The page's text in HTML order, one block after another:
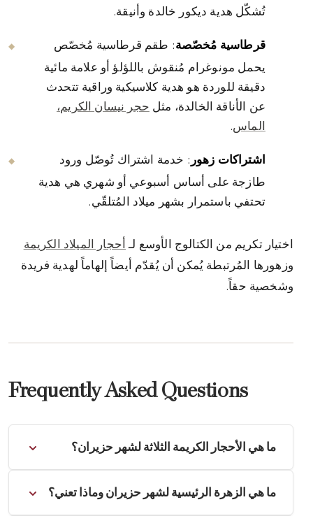
تُشكّل هدية ديكور خالدة وأنيقة.
قرطاسية مُخصّصة: طقم قرطاسية مُخصّص
يحمل مونوغرام مُنقوش باللؤلؤ أو علامة مائية
دقيقة للوردة هو هدية كلاسيكية وراقية تتحدث
عن الأناقة الخالدة، مثل حجر نيسان الكريم،
الماس.
اشتراكات زهور: خدمة اشتراك تُوصّل ورود
طازجة على أساس أسبوعي أو شهري هي هدية
تحتفي باستمرار بشهر ميلاد المُتلقّي.
اختيار تكريم من الكتالوج الأوسع لـأحجار الميلاد الكريمة
وزهورها المُرتبطة يُمكن أن يُقدّم أيضاً إلهاماً لهدية فريدة
وشخصية حقاً.
Frequently Asked Questions
ما هي الأحجار الكريمة الثلاثة لشهر حزيران؟
يرمز إلى النقاء والحكمة؛ والألكسندريت، المعروف
ما هي الزهرة الرئيسية لشهر حزيران وماذا تعني؟